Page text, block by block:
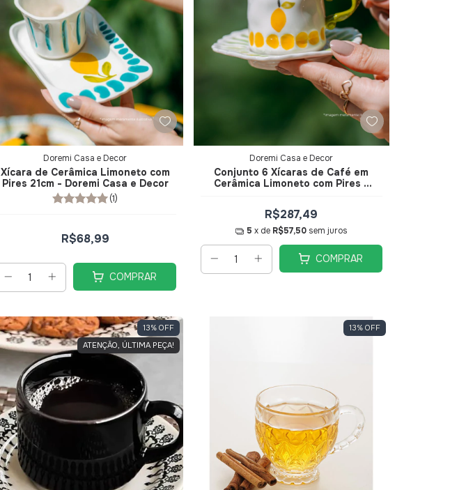
Doremi Casa e Decor
Xícara de Cerâmica Limoneto com
Pires 21cm - Doremi Casa e Decor
(1)
R$68,99
COMPRAR
Doremi Casa e Decor
Conjunto 6 Xícaras de Café em
Cerâmica Limoneto com Pires -
R$287,49
5 x de R$57,50 sem juros
COMPRAR
13% OFF
ATENÇÃO, ÚLTIMA PEÇA!
13% OFF